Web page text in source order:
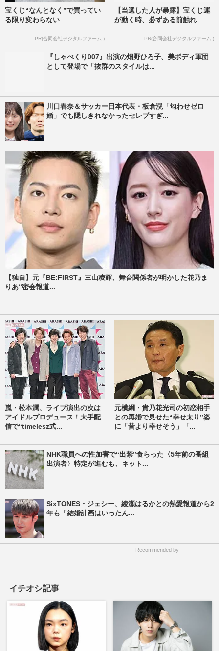
宝くじ“なんとなく”で買ってい
る限り変わらない
PR(合同会社デジタルファーム )
【当選した人が暴露】宝くじ運
が動く時、必ずある前触れ
PR(合同会社デジタルファーム )
『しゃべくり007』出演の畑野ひろ子、美ボディ軍団
として登場で「抜群のスタイルは...
川口春奈＆サッカー日本代表・板倉滉「匂わせゼロ
婚」でも隠しきれなかったセレブすぎ...
【独自】元『BE:FIRST』三山凌輝、舞台関係者が明かした花乃ま
りあ“密会報道...
嵐・松本潤、ライブ演出の次は
アイドルプロデュース！大手配
信で“timelesz式...
元横綱・貴乃花光司の初恋相手
との再婚で見せた“幸せ太り”姿
に「昔より幸せそう」「...
NHK職員への性加害で“出禁”食らった〈5年前の番組
出演者〉特定が進むも、ネット...
SixTONES・ジェシー、綾瀬はるかとの熱愛報道から2
年も「結婚計画はいったん...
Recommended by
イチオシ記事